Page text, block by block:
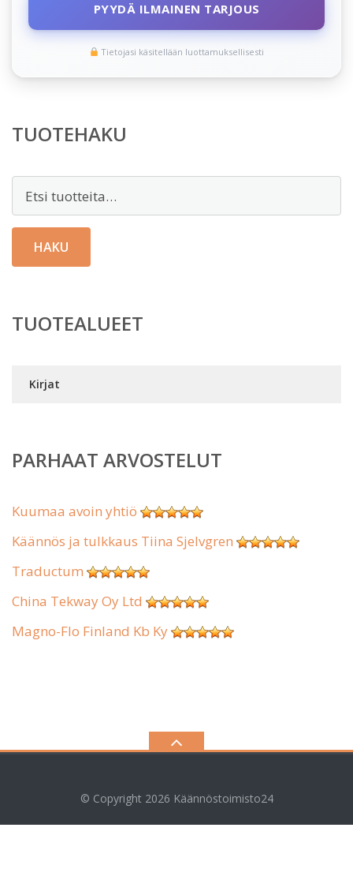
PYYDÄ ILMAINEN TARJOUS
Tietojasi käsitellään luottamuksellisesti
TUOTEHAKU
HAKU
TUOTEALUEET
Kirjat
PARHAAT ARVOSTELUT
Kuumaa avoin yhtiö
Käännös ja tulkkaus Tiina Sjelvgren
Traductum
China Tekway Oy Ltd
Magno-Flo Finland Kb Ky
© Copyright 2026 Käännöstoimisto24